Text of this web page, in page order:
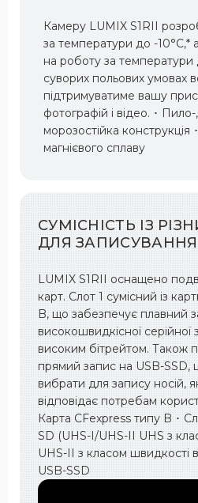
Камеру LUMIX S1RII
за температури до -10°C,*
на роботу за температури
суворих польових умовах
підтримуватиме вашу
фотографій і відео. ･
морозостійка конструкція
магнієвого сплаву
СУМІСНІСТЬ ІЗ
ДЛЯ ЗАПИСУВАННЯ
LUMIX S1RII оснащено
карт. Слот 1 сумісний із
B, що забезпечує плавний
високошвидкісної серійної
високим бітрейтом. Також
прямий запис на USB-SSD,
вибрати для запису носій,
відповідає потребам
Карта CFexpress типу B ･
SD (UHS-I/UHS-II UHS з
UHS-II з класом швидкості
USB-SSD